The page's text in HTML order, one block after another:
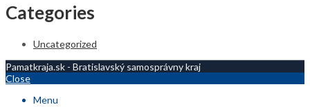
Categories
Uncategorized
Pamatkraja.sk - Bratislavský samosprávny kraj
Close
Menu